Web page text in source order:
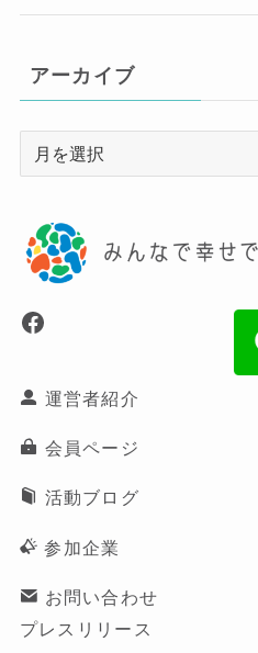
アーカイブ
イ
ブ
Facebook
運営者紹介
会員ページ
活動ブログ
参加企業
お問い合わせ
プレスリリース